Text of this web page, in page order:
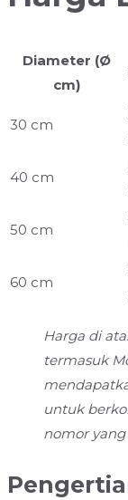
Diameter (Ø
cm)
30 cm
40 cm
50 cm
60 cm
Harga di
termasuk
untuk
nomor